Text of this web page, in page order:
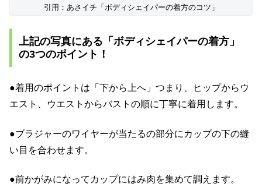
引用：あさイチ「ボディシェイパーの着方のコツ」
上記の写真にある「ボディシェイパーの着方」
の3つのポイント！
●着用のポイントは「下から上へ」つまり、ヒップからウ
エスト、ウエストからバストの順に丁寧に着用します。
●ブラジャーのワイヤーが当たるの部分にカップの下の縫
い目を合わせます。
●前かがみになってカップにはみ肉を集めて調えます。